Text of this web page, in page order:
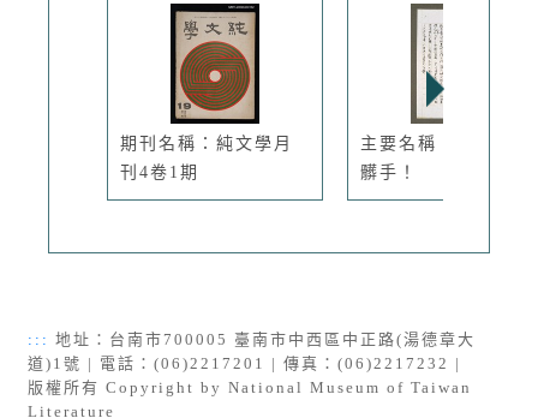
期刊名稱：純文學月
刊4卷1期
主要名稱：放下你的
髒手！
::: 地址：台南市700005 臺南市中西區中正路(湯德章大
道)1號 | 電話：(06)2217201 | 傳真：(06)2217232 |
版權所有 Copyright by National Museum of Taiwan
Literature